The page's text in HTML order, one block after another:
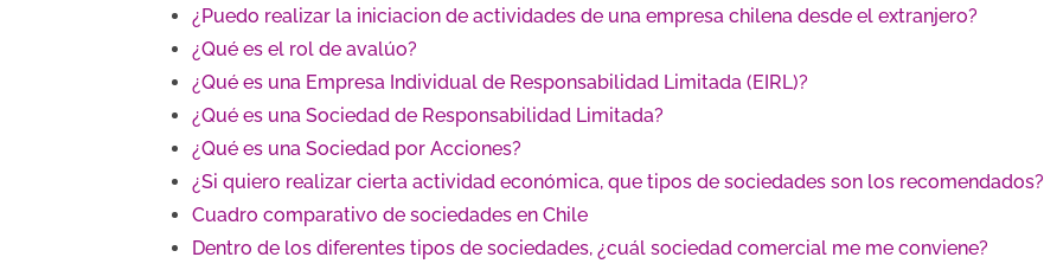
¿Puedo realizar la iniciacion de actividades de una empresa chilena desde el extranjero?
¿Qué es el rol de avalúo?
¿Qué es una Empresa Individual de Responsabilidad Limitada (EIRL)?
¿Qué es una Sociedad de Responsabilidad Limitada?
¿Qué es una Sociedad por Acciones?
¿Si quiero realizar cierta actividad económica, que tipos de sociedades son los recomendados?
Cuadro comparativo de sociedades en Chile
Dentro de los diferentes tipos de sociedades, ¿cuál sociedad comercial me me conviene?